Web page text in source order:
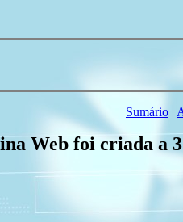
Sumário |
Web foi criada a